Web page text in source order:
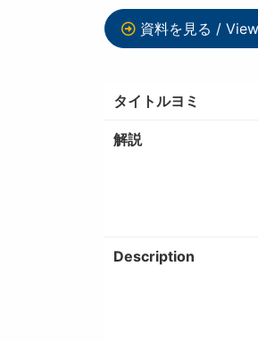
資料を見る /
タイトルヨミ
解説
Description